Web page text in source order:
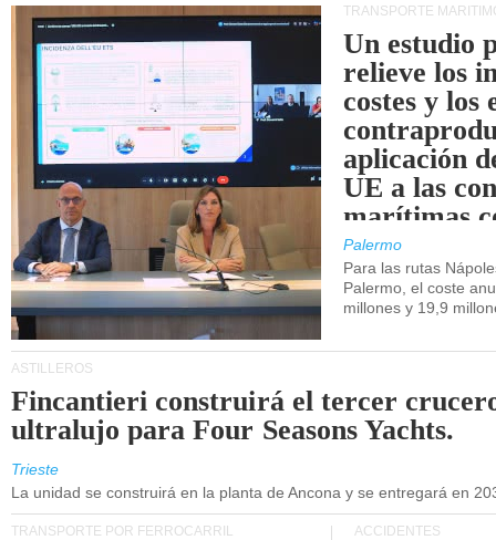
TRANSPORTE
Un estudio
relieve los
costes y los
aplicación
UE a las
marítimas
de Sicilia.
Palermo
Para las rutas
Palermo, el coste
millones y 19,9
ASTILLEROS
Fincantieri construirá el tercer
ultralujo para Four Seasons Yachts.
Trieste
La unidad se construirá en la planta de Ancona y se entregará en
TRANSPORTE POR FERROCARRIL ACCIDENTES